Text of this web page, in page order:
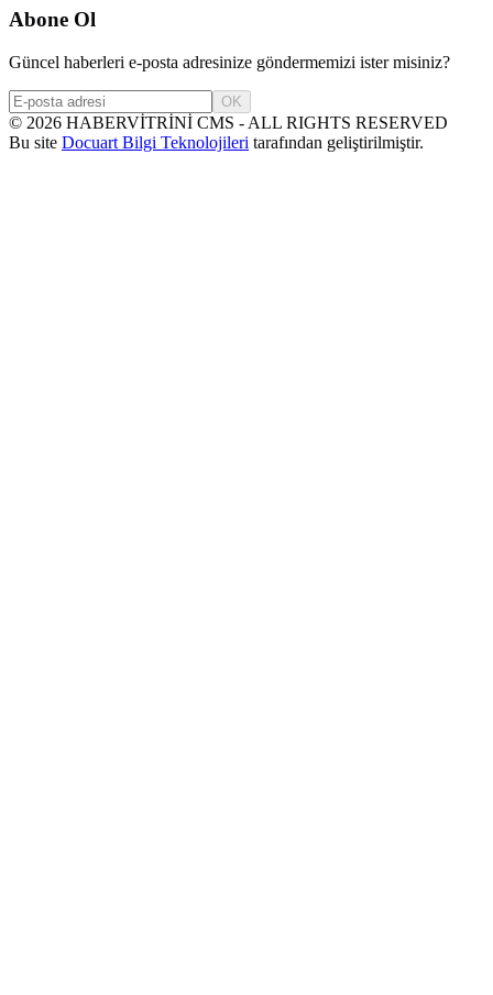
Abone Ol
Güncel haberleri e-posta adresinize göndermemizi ister misiniz?
OK
© 2026 HABERVİTRİNİ CMS - ALL RIGHTS RESERVED
Bu site Docuart Bilgi Teknolojileri tarafından geliştirilmiştir.